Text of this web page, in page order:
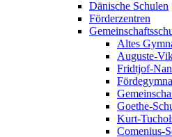
Dänische Schulen
Förderzentren
Altes
Auguste-
Fridtjof-
Goethe-
Kurt-
Comenius-